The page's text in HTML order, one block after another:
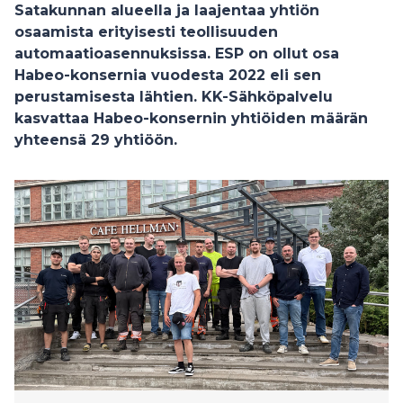
Satakunnan alueella ja laajentaa yhtiön
osaamista erityisesti teollisuuden
automaatioasennuksissa. ESP on ollut osa
Habeo-konsernia vuodesta 2022 eli sen
perustamisesta lähtien. KK-Sähköpalvelu
kasvattaa Habeo-konsernin yhtiöiden määrän
yhteensä 29 yhtiöön.